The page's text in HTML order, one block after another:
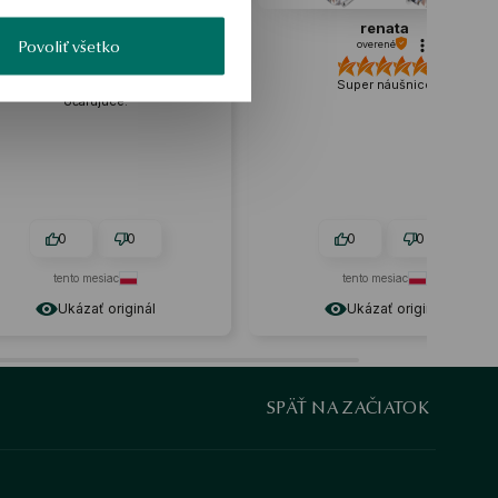
Povoliť všetko
Ukázať originál
overené
očarujúce.
0
mesiac
Ukázať originál
Super náušnice
0
tento mesiac
SPÄŤ NA ZAČIATOK